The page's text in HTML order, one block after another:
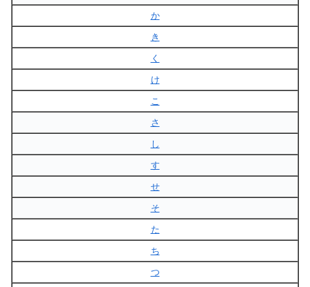
か
き
く
け
こ
さ
し
す
せ
そ
た
ち
つ